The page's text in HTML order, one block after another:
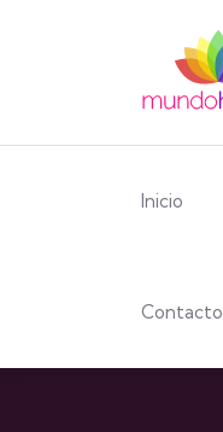
Inicio
Contacto